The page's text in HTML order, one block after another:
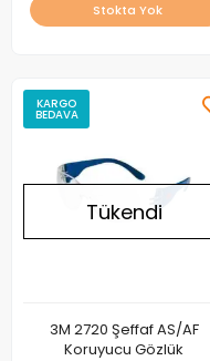
Stokta Yok
KARGO
BEDAVA
Tükendi
3M 2720 Şeffaf AS/AF
Koruyucu Gözlük